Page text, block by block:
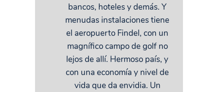
bancos, hoteles y demás. Y
menudas instalaciones tiene
el aeropuerto Findel, con un
magnífico campo de golf no
lejos de allí. Hermoso país, y
con una economía y nivel de
vida que da envidia. Un